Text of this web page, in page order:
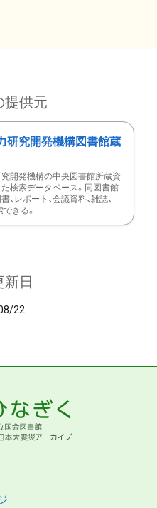
提供元
研究開発機構図書館蔵
開発機構の中央図書館所蔵資
検索データベース。同図書館
、レポート、会議資料、雑誌、
きる。
新日
22